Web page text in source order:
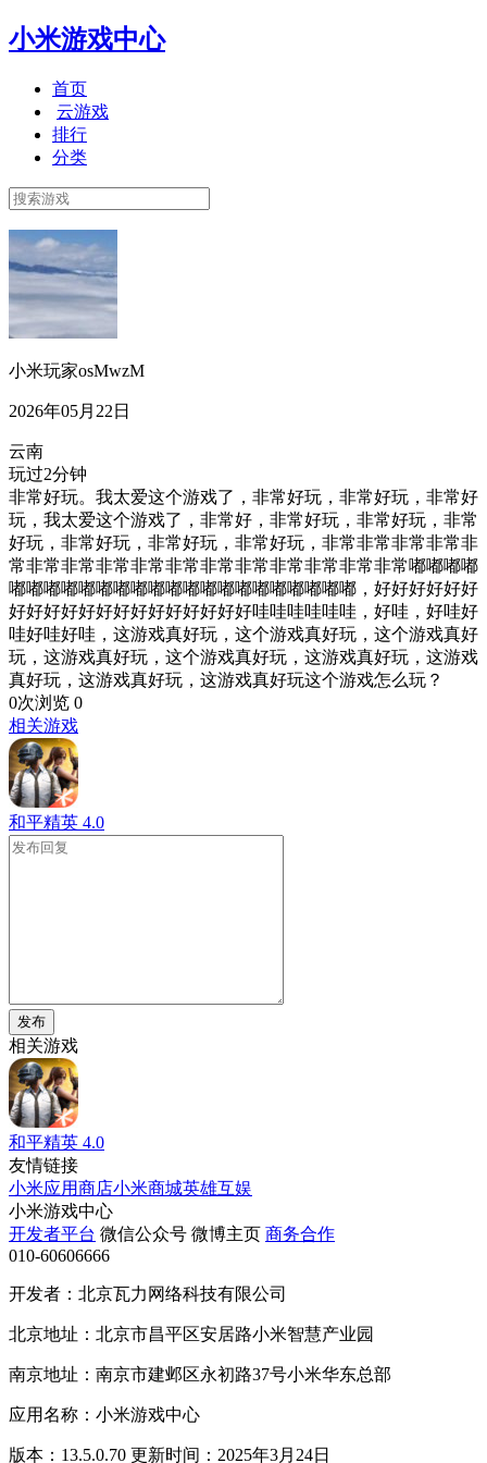
小米游戏中心
首页
云游戏
排行
分类
小米玩家osMwzM
2026年05月22日
云南
玩过2分钟
非常好玩。我太爱这个游戏了，非常好玩，非常好玩，非常好
玩，我太爱这个游戏了，非常好，非常好玩，非常好玩，非常
好玩，非常好玩，非常好玩，非常好玩，非常非常非常非常非
常非常非常非常非常非常非常非常非常非常非常非常嘟嘟嘟嘟
嘟嘟嘟嘟嘟嘟嘟嘟嘟嘟嘟嘟嘟嘟嘟嘟嘟嘟嘟嘟，好好好好好好
好好好好好好好好好好好好好好哇哇哇哇哇哇，好哇，好哇好
哇好哇好哇，这游戏真好玩，这个游戏真好玩，这个游戏真好
玩，这游戏真好玩，这个游戏真好玩，这游戏真好玩，这游戏
真好玩，这游戏真好玩，这游戏真好玩这个游戏怎么玩？
0次浏览 0
相关游戏
和平精英 4.0
发布
相关游戏
和平精英 4.0
友情链接
小米应用商店小米商城英雄互娱
小米游戏中心
开发者平台 微信公众号 微博主页 商务合作
010-60606666
开发者：北京瓦力网络科技有限公司
北京地址：北京市昌平区安居路小米智慧产业园
南京地址：南京市建邺区永初路37号小米华东总部
应用名称：小米游戏中心
版本：13.5.0.70 更新时间：2025年3月24日